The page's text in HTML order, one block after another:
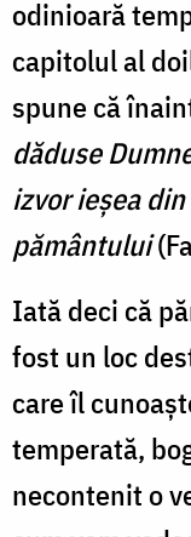
odinioară
capitolul al
spune că
dăduse
izvor ieşea
pământului
Iată deci că
fost un loc
care îl
temperată,
necontenit o